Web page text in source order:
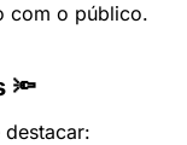
com o público.
🔦
destacar: